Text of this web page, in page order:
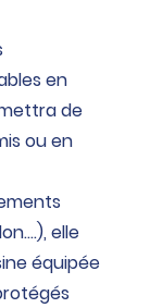
en
de
ou en
elle
équipée